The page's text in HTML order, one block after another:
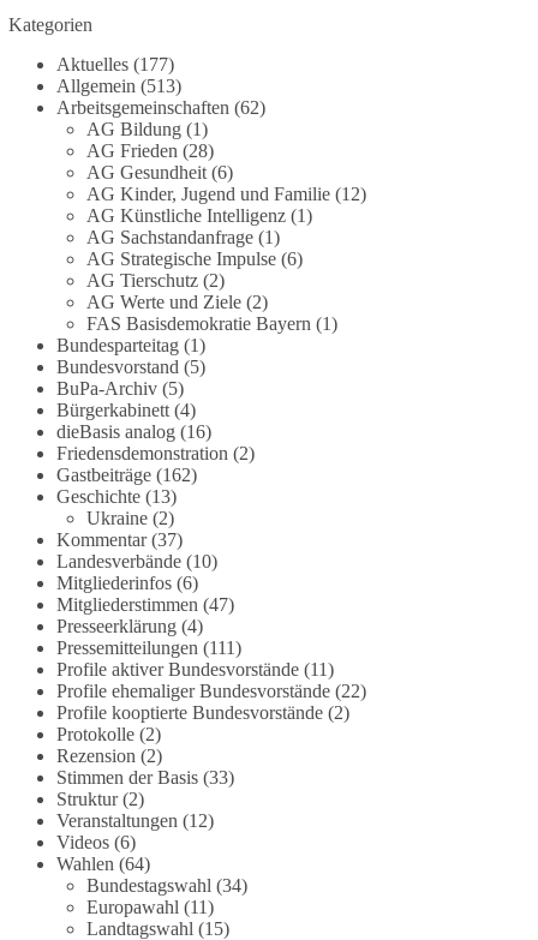
Im Politischen Frühschoppen diskutieren die
Teilnehmer das Verhältnis von Mensch, Natur und
Grundgesetz.
Beitrag der AG Strategische Impulse
Kann die Natur Träger eigener Grundrechte sein?
Oder würde eine solche Entwicklung das
Fundament unseres Grundgesetzes sprengen? Mit
dieser grundsätzlichen Frage beschäftigte sich die
Teilnehmer des Politischen Frühschoppens der
AG Strategische Impulse am 19. Juli 2026.
Referent Frank Bothmann stellte die These auf,
dass die derzeit in Teilen der Umweltbewegung
diskutierten „Grundrechte der Natur“ weit über
klassischen Naturschutz hinausreichen und
grundlegende Fragen zum Menschenbild, zum
Rechtsstaat und zur Demokratie aufwerfen. [...]
👉 Hier weiterlesen:https://diebasis-
partei.de/2026/07/grundrechte-der-natur-ein-
angriff-auf-das-grundgesetz/
🟩🟩🟦🟦🟥🟥🟧🟧
Es ging weniger um fertige Antworten als um eine
Debatte darüber, wie Freiheit, Verantwortung,
Naturschutz und Grundrechte in einer
demokratischen Gesellschaft künftig miteinander
in Einklang gebracht werden können.
#dieBasis #natur #grundrechte
#demokratie
Kategorien
Aktuelles(177)
Allgemein (513)
Arbeitsgemeinschaften (62)
AG Bildung(1)
AG Frieden (28)
AG Gesundheit(6)
AG Kinder, Jugend und Familie(12)
AG Künstliche Intelligenz(1)
AG Sachstandanfrage(1)
AG Strategische Impulse(6)
AG Tierschutz(2)
AG Werte und Ziele(2)
FAS Basisdemokratie Bayern (1)
Bundesparteitag(1)
Bundesvorstand (5)
BuPa-Archiv(5)
Bürgerkabinett(4)
dieBasis analog(16)
Friedensdemonstration (2)
Gastbeiträge(162)
Geschichte(13)
Ukraine(2)
Kommentar(37)
Landesverbände(10)
Mitgliederinfos(6)
Mitgliederstimmen (47)
Presseerklärung(4)
Pressemitteilungen (111)
Profile aktiver Bundesvorstände(11)
Profile ehemaliger Bundesvorstände(22)
Profile kooptierte Bundesvorstände(2)
Protokolle(2)
Rezension (2)
Stimmen der Basis(33)
Struktur(2)
Veranstaltungen (12)
Videos(6)
Wahlen (64)
Bundestagswahl (34)
Europawahl (11)
Landtagswahl (15)